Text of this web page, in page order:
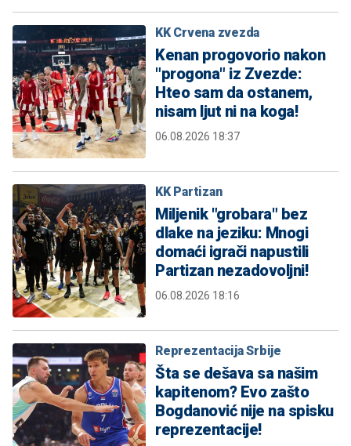
KK Crvena zvezda
Kenan progovorio nakon
"progona" iz Zvezde:
Hteo sam da ostanem,
nisam ljut ni na koga!
06.08.2026 18:37
KK Partizan
Miljenik "grobara" bez
dlake na jeziku: Mnogi
domaći igrači napustili
Partizan nezadovoljni!
06.08.2026 18:16
Reprezentacija Srbije
Šta se dešava sa našim
kapitenom? Evo zašto
Bogdanović nije na spisku
reprezentacije!